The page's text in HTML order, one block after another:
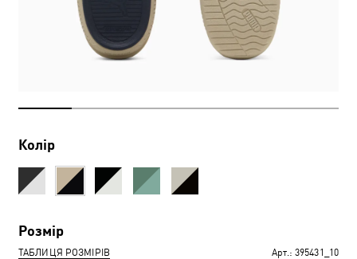
Колір
Розмір
ТАБЛИЦЯ РОЗМІРІВ Арт.: 395431_10